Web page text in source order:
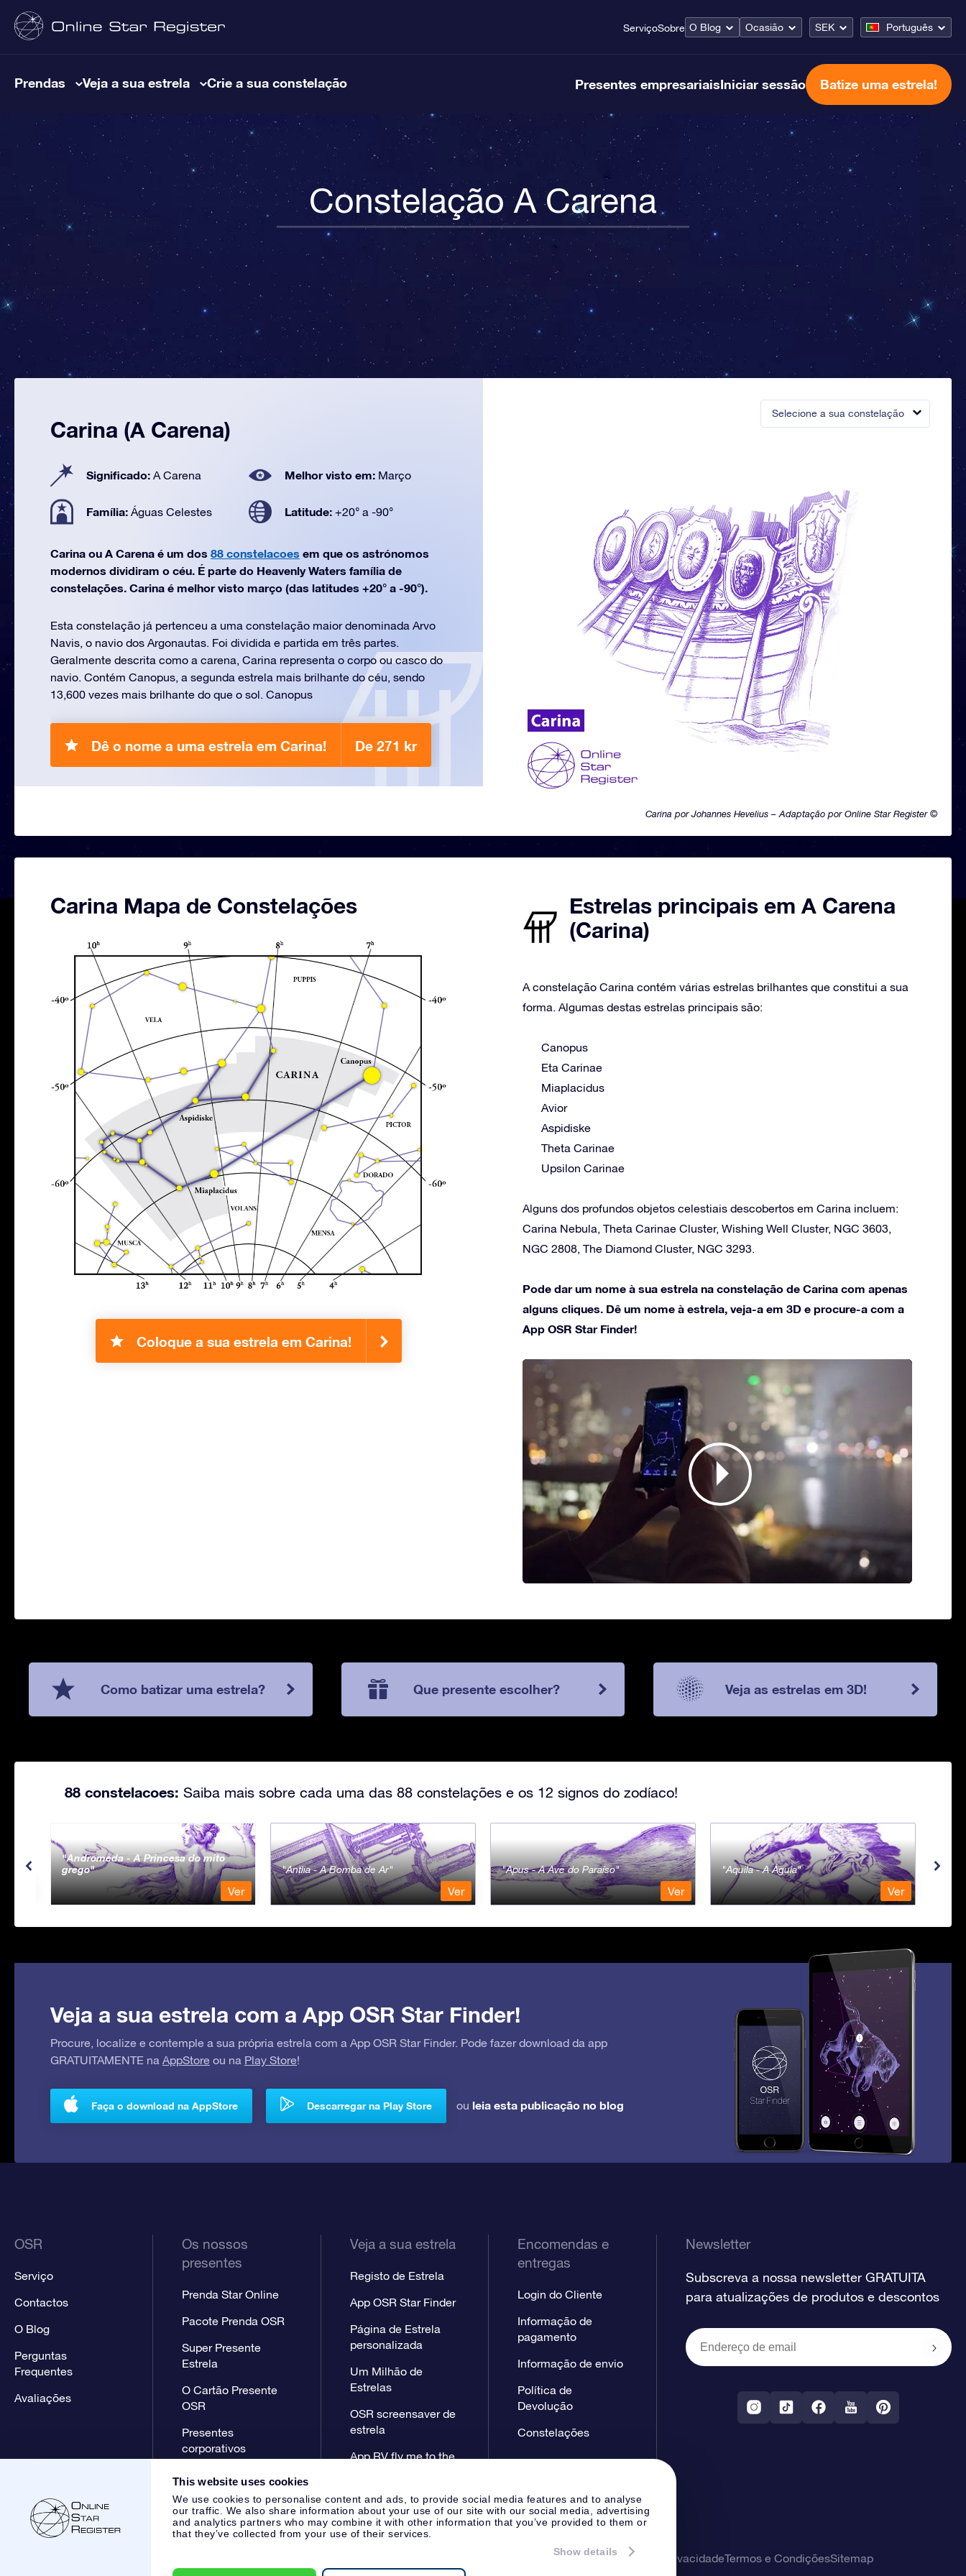
This website uses cookies
We use cookies to personalise content and ads, to provide social media features and to analyse
our traffic. We also share information about your use of our site with our social media, advertising
and analytics partners who may combine it with other information that you’ve provided to them or
that they’ve collected from your use of their services.
Show details
ServiçoSobre O Blog Ocasião SEK Português
Prendas Veja a sua estrela Crie a sua constelação Presentes empresariaisIniciar sessão Batize uma estrela!
Constelação A Carena
Selecione a sua constelação
Carina por Johannes Hevelius – Adaptação por Online Star Register ©
Carina (A Carena)
Significado: A Carena Melhor visto em: Março
Família: Águas Celestes Latitude: +20° a -90°
Carina ou A Carena é um dos 88 constelacoes em que os astrónomos
modernos dividiram o céu. É parte do Heavenly Waters família de
constelações. Carina é melhor visto março (das latitudes +20° a -90°).
Esta constelação já pertenceu a uma constelação maior denominada Arvo
Navis, o navio dos Argonautas. Foi dividida e partida em três partes.
Geralmente descrita como a carena, Carina representa o corpo ou casco do
navio. Contém Canopus, a segunda estrela mais brilhante do céu, sendo
13,600 vezes mais brilhante do que o sol. Canopus
Dê o nome a uma estrela em Carina! De 271 kr
Carina Mapa de Constelações
Coloque a sua estrela em Carina!
Estrelas principais em A Carena
(Carina)
A constelação Carina contém várias estrelas brilhantes que constitui a sua
forma. Algumas destas estrelas principais são:
Canopus
Eta Carinae
Miaplacidus
Avior
Aspidiske
Theta Carinae
Upsilon Carinae
Alguns dos profundos objetos celestiais descobertos em Carina incluem:
Carina Nebula, Theta Carinae Cluster, Wishing Well Cluster, NGC 3603,
NGC 2808, The Diamond Cluster, NGC 3293.
Pode dar um nome à sua estrela na constelação de Carina com apenas
alguns cliques. Dê um nome à estrela, veja-a em 3D e procure-a com a
App OSR Star Finder!
Como batizar uma estrela? Que presente escolher? Veja as estrelas em 3D!
88 constelacoes: Saiba mais sobre cada uma das 88 constelações e os 12 signos do zodíaco!
Andromeda - A Princesa do mito
grego
Ver
Antlia - A Bomba de Ar
Ver
Apus - A Ave do Paraíso
Ver
Aquila - A Águia
Ver
Veja a sua estrela com a App OSR Star Finder!
Procure, localize e contemple a sua própria estrela com a App OSR Star Finder. Pode fazer download da app
GRATUITAMENTE na AppStore ou na Play Store!
Faça o download na AppStore Descarregar na Play Store ou leia esta publicação no blog
OSR
Serviço
Contactos
O Blog
Perguntas
Frequentes
Avaliações
Os nossos
presentes
Prenda Star Online
Pacote Prenda OSR
Super Presente
Estrela
O Cartão Presente
OSR
Presentes
corporativos
Veja a sua estrela
Registo de Estrela
App OSR Star Finder
Página de Estrela
personalizada
Um Milhão de
Estrelas
OSR screensaver de
estrela
App RV fly me to the
Encomendas e
entregas
Login do Cliente
Informação de
pagamento
Informação de envio
Política de
Devolução
Constelações
Newsletter
Subscreva a nossa newsletter GRATUITA
para atualizações de produtos e descontos
Página de ImprensaDeclaração de privacidadeTermos e CondiçõesSitemap